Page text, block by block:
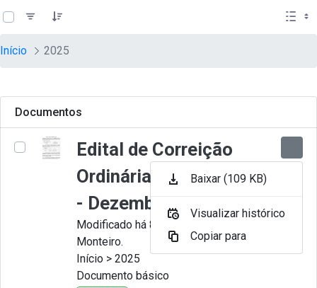
Pular para o Conteúdo principal
teste descricao
Início 2025
Documentos
Edital de Correição
Ordinária nº 012-2025
- Dezembro
Modificado há 8 Meses por Juliana
Monteiro.
Início > 2025
Documento básico
Baixar (109 KB)
Visualizar histórico
Copiar para